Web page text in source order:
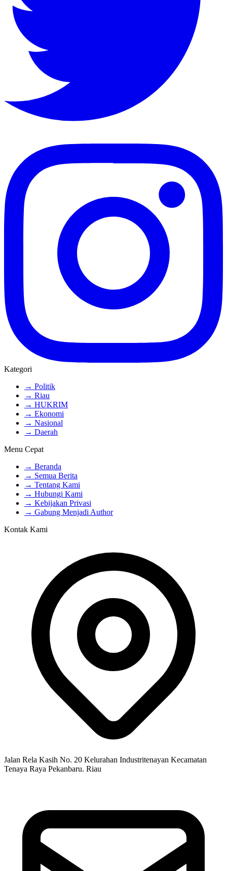
Kategori
→ Politik
→ Riau
→ HUKRIM
→ Ekonomi
→ Nasional
→ Daerah
Menu Cepat
→ Beranda
→ Semua Berita
→ Tentang Kami
→ Hubungi Kami
→ Kebijakan Privasi
→ Gabung Menjadi Author
Kontak Kami
Jalan Rela Kasih No. 20 Kelurahan Industritenayan Kecamatan
Tenaya Raya Pekanbaru. Riau